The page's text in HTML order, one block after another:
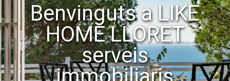
Benvinguts a LIKE
HOME LLORET
serveis